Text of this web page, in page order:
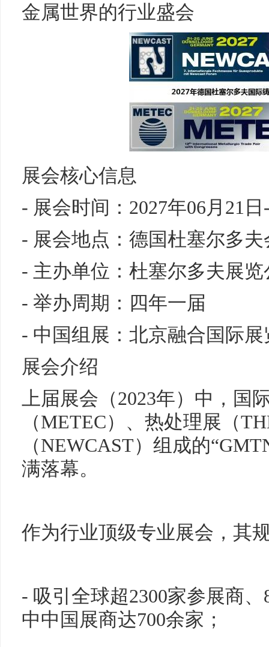
金属世界的行业盛会
展会核心信息
- 展会时间：2027年06月21日
- 展会地点：德国杜塞尔多
- 主办单位：杜塞尔多夫展览
- 举办周期：四年一届
- 中国组展：北京融合国际
展会介绍
上届展会（2023年）中，国
（METEC）、热处理展（
（NEWCAST）组成的
满落幕。
作为行业顶级专业展会，其
- 吸引全球超2300家参展商
中中国展商达700余家；